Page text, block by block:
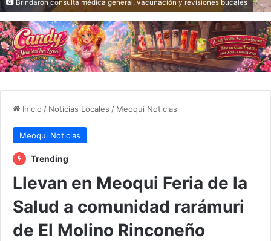
Brindaron consulta médica general, vacunación y revisiones bucales
Inicio / Noticias Locales / Meoqui Noticias
Meoqui Noticias
Trending
Llevan en Meoqui Feria de la
Salud a comunidad rarámuri
de El Molino Rinconeño